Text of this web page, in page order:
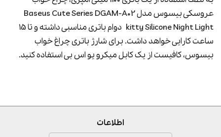
عروسکی بیسوس مدل Baseus Cute Series DGAM-A02
kitty Silicone Night Light دوام باتری مناسبی داشته و تا 15
ساعت کارایی خواهد داشت. برای شارژ باتری چراغ خواب
بیسوس، کافیست از یک کابل میکرو یو اس بی استفاده کنید.
اطلاعات